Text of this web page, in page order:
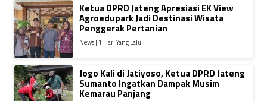
Ketua DPRD Jateng Apresiasi EK View
Agroedupark Jadi Destinasi Wisata
Penggerak Pertanian
News | 1 Hari Yang Lalu
Jogo Kali di Jatiyoso, Ketua DPRD Jateng
Sumanto Ingatkan Dampak Musim
Kemarau Panjang